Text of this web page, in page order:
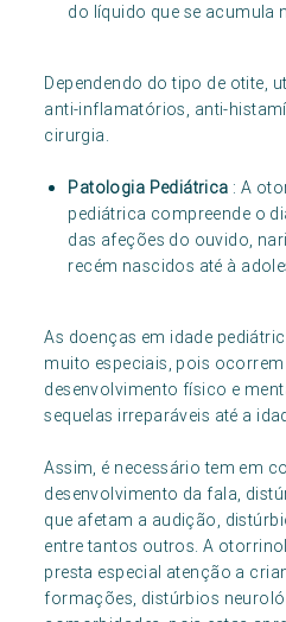
do líquido que se acumula
Dependendo do tipo de otite,
anti-inflamatórios, anti-
cirurgia.
Patologia Pediátrica : A
pediátrica compreende o
das afeções do ouvido,
recém nascidos até à
As doenças em idade
muito especiais, pois ocorrem
desenvolvimento físico e
sequelas irreparáveis até a
Assim, é necessário tem em
desenvolvimento da fala,
que afetam a audição,
entre tantos outros. A
presta especial atenção a
formações, distúrbios